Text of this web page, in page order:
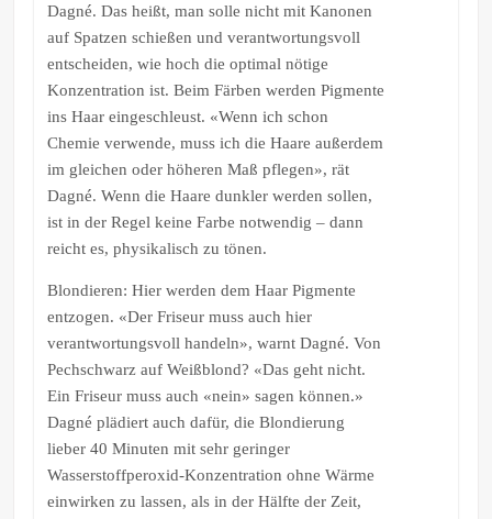
Dagné. Das heißt, man solle nicht mit Kanonen
auf Spatzen schießen und verantwortungsvoll
entscheiden, wie hoch die optimal nötige
Konzentration ist. Beim Färben werden Pigmente
ins Haar eingeschleust. «Wenn ich schon
Chemie verwende, muss ich die Haare außerdem
im gleichen oder höheren Maß pflegen», rät
Dagné. Wenn die Haare dunkler werden sollen,
ist in der Regel keine Farbe notwendig – dann
reicht es, physikalisch zu tönen.
Blondieren: Hier werden dem Haar Pigmente
entzogen. «Der Friseur muss auch hier
verantwortungsvoll handeln», warnt Dagné. Von
Pechschwarz auf Weißblond? «Das geht nicht.
Ein Friseur muss auch «nein» sagen können.»
Dagné plädiert auch dafür, die Blondierung
lieber 40 Minuten mit sehr geringer
Wasserstoffperoxid-Konzentration ohne Wärme
einwirken zu lassen, als in der Hälfte der Zeit,